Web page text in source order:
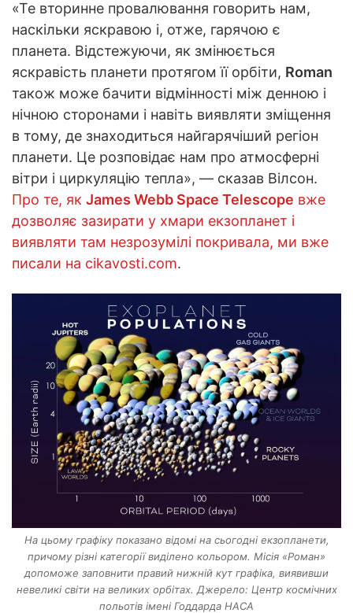
«Те вторинне провалювання говорить нам,
наскільки яскравою і, отже, гарячою є
планета. Відстежуючи, як змінюється
яскравість планети протягом її орбіти, Roman
також може бачити відмінності між денною і
нічною сторонами і навіть виявляти зміщення
в тому, де знаходиться найгарячіший регіон
планети. Це розповідає нам про атмосферні
вітри і циркуляцію тепла», — сказав Вілсон.
Про те, як James Webb Space Telescope вже
дозволяє зазирати у хмари екзопланет і
виявляти там незрозумілі покривала, ми вже
писали на cikavosti.com.
На цьому графіку показано відомі на сьогодні екзопланети,
причому різні категорії виділено кольором. Місія «Роман»
допоможе заповнити правий нижній кут графіка, виявивши
невеликі світи на великих орбітах. Джерело: Центр космічних
польотів імені Годдарда НАСА